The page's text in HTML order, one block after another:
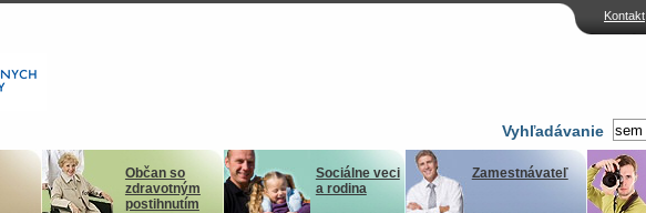
Kontakt
Vyhľadávanie
Občan so
zdravotným
postihnutím
Sociálne veci
a rodina
Zamestnávateľ